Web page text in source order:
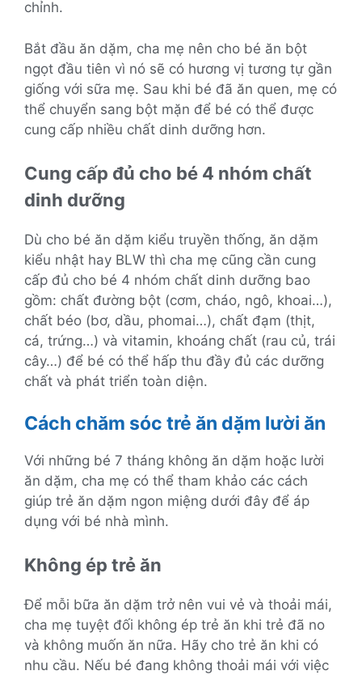
chỉnh.
Bắt đầu ăn dặm, cha mẹ nên cho bé ăn bột
ngọt đầu tiên vì nó sẽ có hương vị tương tự gần
giống với sữa mẹ. Sau khi bé đã ăn quen, mẹ có
thể chuyển sang bột mặn để bé có thể được
cung cấp nhiều chất dinh dưỡng hơn.
Cung cấp đủ cho bé 4 nhóm chất
dinh dưỡng
Dù cho bé ăn dặm kiểu truyền thống, ăn dặm
kiểu nhật hay BLW thì cha mẹ cũng cần cung
cấp đủ cho bé 4 nhóm chất dinh dưỡng bao
gồm: chất đường bột (cơm, cháo, ngô, khoai…),
chất béo (bơ, dầu, phomai…), chất đạm (thịt,
cá, trứng…) và vitamin, khoáng chất (rau củ, trái
cây…) để bé có thể hấp thu đầy đủ các dưỡng
chất và phát triển toàn diện.
Cách chăm sóc trẻ ăn dặm lười ăn
Với những bé 7 tháng không ăn dặm hoặc lười
ăn dặm, cha mẹ có thể tham khảo các cách
giúp trẻ ăn dặm ngon miệng dưới đây để áp
dụng với bé nhà mình.
Không ép trẻ ăn
Để mỗi bữa ăn dặm trở nên vui vẻ và thoải mái,
cha mẹ tuyệt đối không ép trẻ ăn khi trẻ đã no
và không muốn ăn nữa. Hãy cho trẻ ăn khi có
nhu cầu. Nếu bé đang không thoải mái với việc